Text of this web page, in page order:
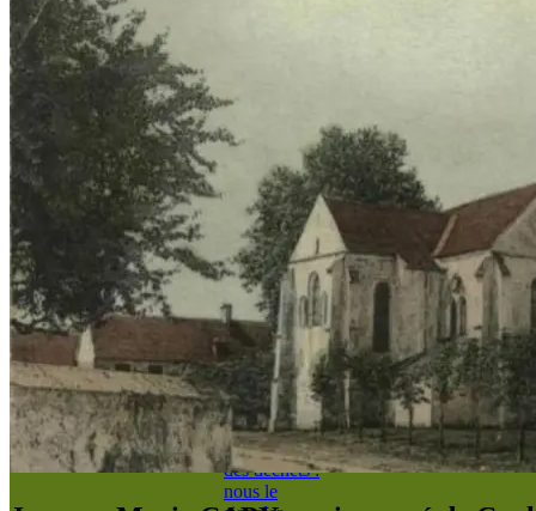
🤹‍♀️ La salle
polyvalente
⛱️ Les espaces
détente
⛼ Le cimetière
🚌 Les transports
🚋 Le réseau
ℹ️ Annonces et
informations
🚮 Les déchets
🗑️ Covaltri :
Calendrier
2026
⚠️ Problème
de ramassage
des déchets :
nous le